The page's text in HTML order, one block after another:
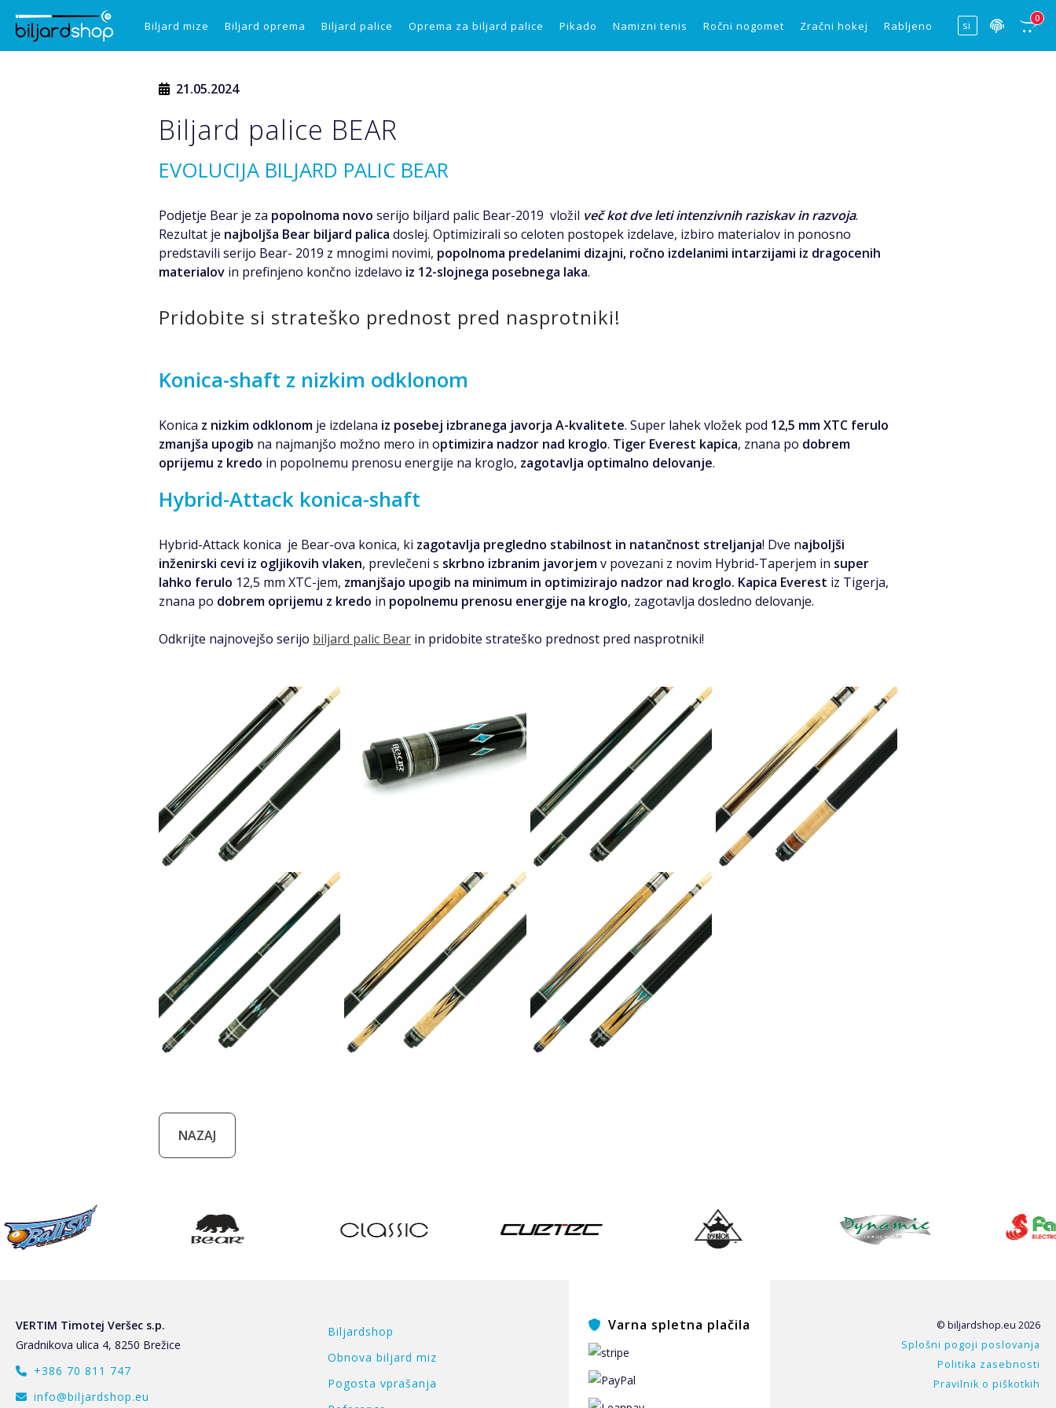
Biljard mize Biljard oprema Biljard palice Oprema za biljard palice Pikado Namizni tenis Ročni nogomet Zračni hokej Rabljeno
0
21.05.2024
Biljard palice BEAR
EVOLUCIJA BILJARD PALIC BEAR
Podjetje Bear je za popolnoma novo serijo biljard palic Bear-2019 vložil več kot dve leti intenzivnih raziskav in razvoja.
Rezultat je najboljša Bear biljard palica doslej. Optimizirali so celoten postopek izdelave, izbiro materialov in ponosno
predstavili serijo Bear- 2019 z mnogimi novimi, popolnoma predelanimi dizajni, ročno izdelanimi intarzijami iz dragocenih
materialov in prefinjeno končno izdelavo iz 12-slojnega posebnega laka.
Pridobite si strateško prednost pred nasprotniki!
Konica-shaft z nizkim odklonom
Konica z nizkim odklonom je izdelana iz posebej izbranega javorja A-kvalitete. Super lahek vložek pod 12,5 mm XTC ferulo
zmanjša upogib na najmanjšo možno mero in optimizira nadzor nad kroglo. Tiger Everest kapica, znana po dobrem
oprijemu z kredo in popolnemu prenosu energije na kroglo, zagotavlja optimalno delovanje.
Hybrid-Attack konica-shaft
Hybrid-Attack konica je Bear-ova konica, ki zagotavlja pregledno stabilnost in natančnost streljanja! Dve najboljši
inženirski cevi iz ogljikovih vlaken, prevlečeni s skrbno izbranim javorjemv povezani z novim Hybrid-Taperjem in super
lahko ferulo 12,5 mm XTC-jem, zmanjšajo upogib na minimum in optimizirajo nadzor nad kroglo. Kapica Everest iz Tigerja,
znana po dobrem oprijemu z kredo in popolnemu prenosu energije na kroglo, zagotavlja dosledno delovanje.
Odkrijte najnovejšo serijo biljard palic Bear in pridobite strateško prednost pred nasprotniki!
NAZAJ
VERTIM Timotej Veršec s.p.
Gradnikova ulica 4, 8250 Brežice
+386 70 811 747
info@biljardshop.eu
Biljardshop
Obnova biljard miz
Pogosta vprašanja
Varna spletna plačila
© biljardshop.eu 2026
Splošni pogoji poslovanja
Politika zasebnosti
Pravilnik o piškotkih